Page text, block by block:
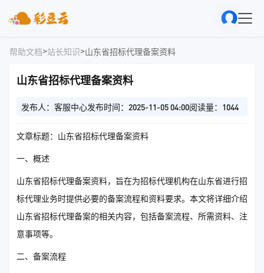
帮助文档>站长知识>山东省招标代理备案资料
山东省招标代理备案资料
发布人：客服中心发布时间：2025-11-05 04:00阅读量：1044
文章标题：山东省招标代理备案资料
一、概述
山东省招标代理备案资料，旨在为招标代理机构在山东省进行招
标代理业务时提供必要的备案流程和资料要求。本文将详细介绍
山东省招标代理备案的相关内容，包括备案流程、所需资料、注
意事项等。
二、备案流程